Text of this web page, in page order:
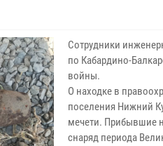
Сотрудники
по Кабардино-
войны.
О находке в
поселения Нижний
мечети. Прибывшие
снаряд периода